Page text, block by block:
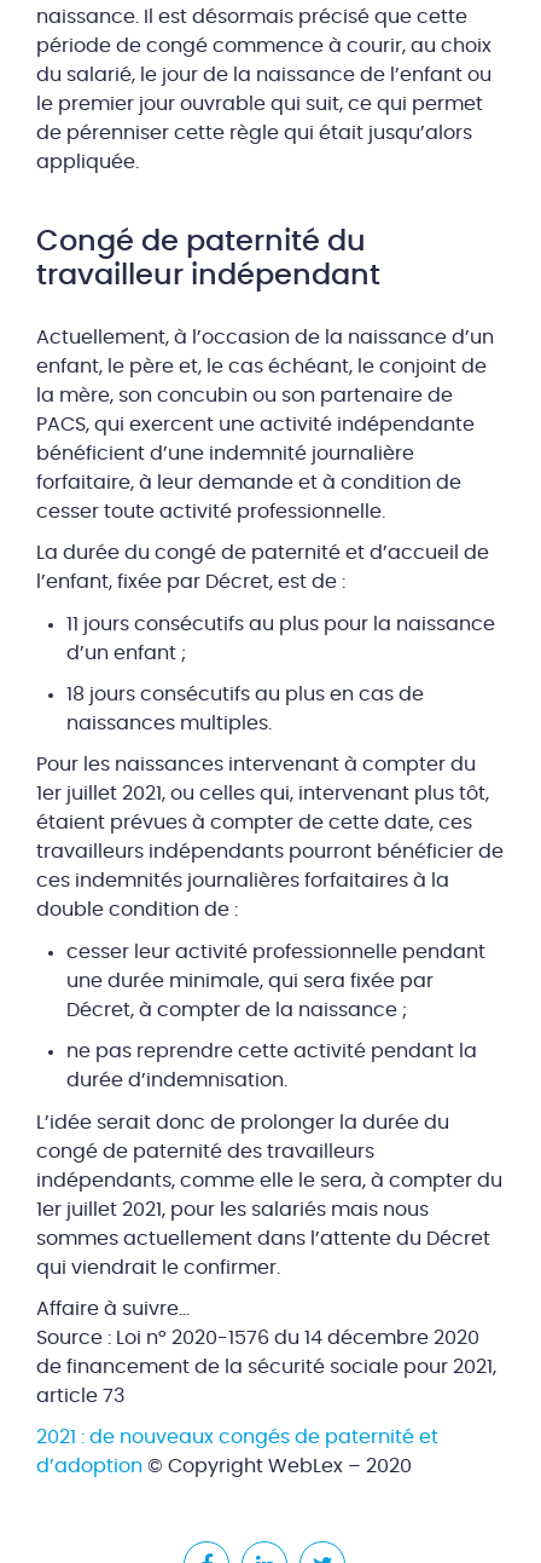
naissance. Il est désormais précisé que cette
période de congé commence à courir, au choix
du salarié, le jour de la naissance de l’enfant ou
le premier jour ouvrable qui suit, ce qui permet
de pérenniser cette règle qui était jusqu’alors
appliquée.
Congé de paternité du
travailleur indépendant
Actuellement, à l’occasion de la naissance d’un
enfant, le père et, le cas échéant, le conjoint de
la mère, son concubin ou son partenaire de
PACS, qui exercent une activité indépendante
bénéficient d’une indemnité journalière
forfaitaire, à leur demande et à condition de
cesser toute activité professionnelle.
La durée du congé de paternité et d’accueil de
l’enfant, fixée par Décret, est de :
11 jours consécutifs au plus pour la naissance
d’un enfant ;
18 jours consécutifs au plus en cas de
naissances multiples.
Pour les naissances intervenant à compter du
1er juillet 2021, ou celles qui, intervenant plus tôt,
étaient prévues à compter de cette date, ces
travailleurs indépendants pourront bénéficier de
ces indemnités journalières forfaitaires à la
double condition de :
cesser leur activité professionnelle pendant
une durée minimale, qui sera fixée par
Décret, à compter de la naissance ;
ne pas reprendre cette activité pendant la
durée d’indemnisation.
L’idée serait donc de prolonger la durée du
congé de paternité des travailleurs
indépendants, comme elle le sera, à compter du
1er juillet 2021, pour les salariés mais nous
sommes actuellement dans l’attente du Décret
qui viendrait le confirmer.
Affaire à suivre…
Source : Loi n° 2020-1576 du 14 décembre 2020
de financement de la sécurité sociale pour 2021,
article 73
2021 : de nouveaux congés de paternité et
d’adoption © Copyright WebLex – 2020